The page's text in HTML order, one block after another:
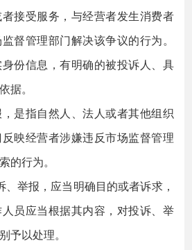
接受服务，与经营者发生消费者
督管理部门解决该争议的行为。
份信息，有明确的被投诉人、具
据。
指自然人、法人或者其他组织
映经营者涉嫌违反市场监督管理
的行为。
报，应当明确目的或者诉求，
员应当根据其内容，对投诉、举
予以处理。